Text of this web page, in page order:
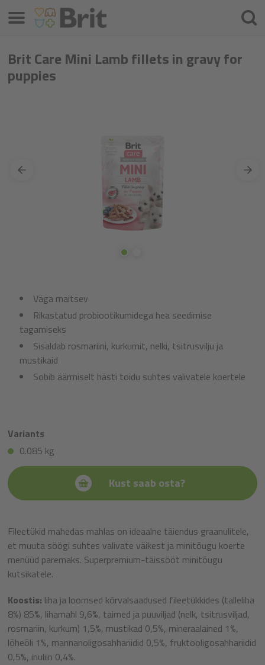
Brit Care Mini Lamb fillets in gravy for
puppies
Väga maitsev
Rikastatud probiootikumidega hea seedimise
tagamiseks
Sisaldab rosmariini, kurkumit, nelki, tsitrusvilju ja
mustikaid
Sobib äärmiselt hästi toidu suhtes valivatele koertele
Variants
0.085 kg
Kust saab osta?
Fileetükid mahedas mahlas on ideaalne täiendus graanulitele,
et muuta söögi suhtes valivate väikest ja minitõugu koerte
menüüd paremaks. Superpremium-täissööt minitõugu
kutsikatele.
Koostis: liha ja loomsed kõrvalsaadused fileetükkides (talleliha
8%) 85%, lihamahl 9,6%, taimed ja puuviljad (nelk, tsitrusviljad,
rosmariin, kurkum) 1,5%, mustikad 0,5%, mineraalained 1%,
lõheõli 1%, mannanoligosahhariidid 0,5%, fruktooligosahhariidid
0,5%, inuliin 0,4%.
Menüü